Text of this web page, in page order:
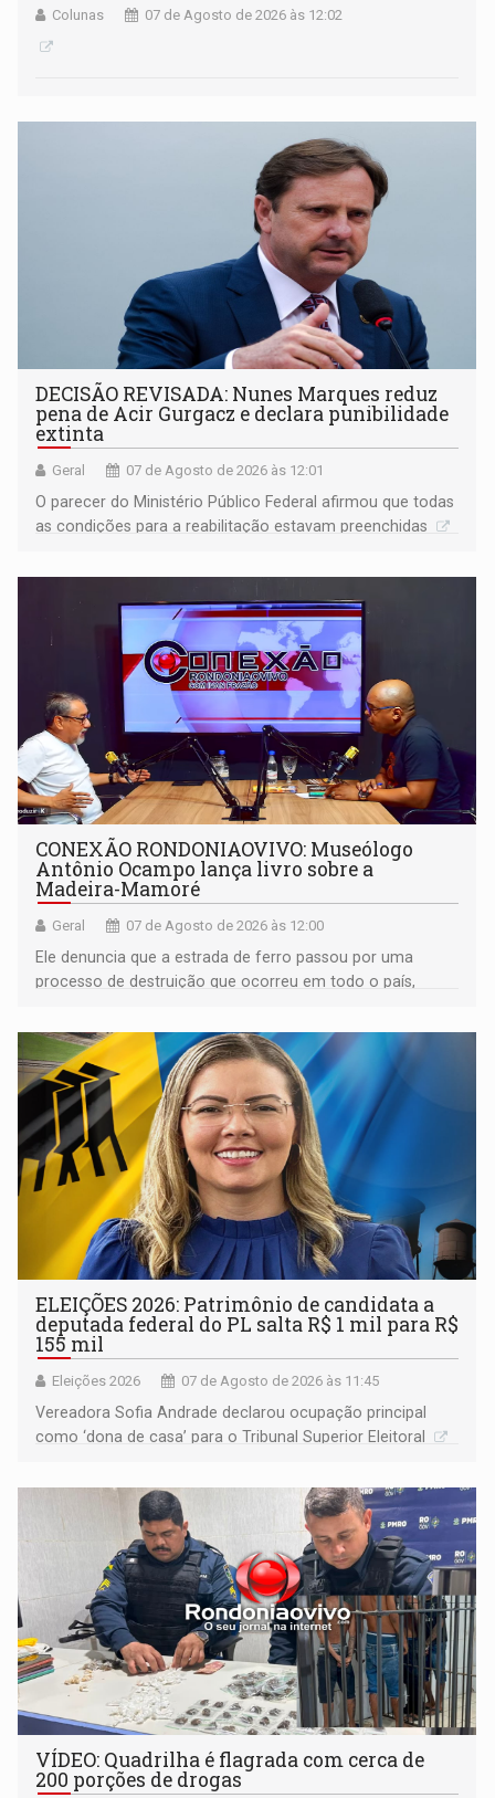
Colunas 07 de Agosto de 2026 às 12:02
DECISÃO REVISADA: Nunes Marques reduz
pena de Acir Gurgacz e declara punibilidade
extinta
Geral 07 de Agosto de 2026 às 12:01
O parecer do Ministério Público Federal afirmou que todas
as condições para a reabilitação estavam preenchidas
CONEXÃO RONDONIAOVIVO: Museólogo
Antônio Ocampo lança livro sobre a
Madeira-Mamoré
Geral 07 de Agosto de 2026 às 12:00
Ele denuncia que a estrada de ferro passou por uma
processo de destruição que ocorreu em todo o país,
ELEIÇÕES 2026: Patrimônio de candidata a
deputada federal do PL salta R$ 1 mil para R$
155 mil
Eleições 2026 07 de Agosto de 2026 às 11:45
Vereadora Sofia Andrade declarou ocupação principal
como ‘dona de casa’ para o Tribunal Superior Eleitoral
VÍDEO: Quadrilha é flagrada com cerca de
200 porções de drogas